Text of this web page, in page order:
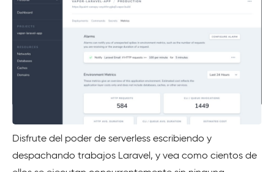
Disfrute del poder de serverless escribiendo y
despachando trabajos Laravel, y vea como cientos de